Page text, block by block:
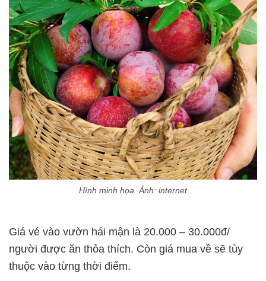
Hình minh họa. Ảnh: internet
Giá vé vào vườn hái mận là 20.000 – 30.000đ/
người được ăn thỏa thích. Còn giá mua về sẽ tùy
thuộc vào từng thời điểm.